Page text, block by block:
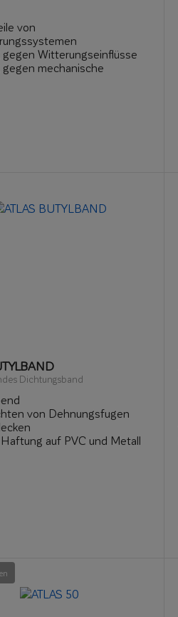
von
Witterungseinflüsse
mechanische
Dichtungsband
von Dehnungsfugen
auf PVC und Metall